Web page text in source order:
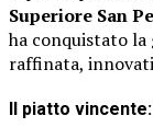
Superiore San
ha conquistato
raffinata,
Il piatto vincente: